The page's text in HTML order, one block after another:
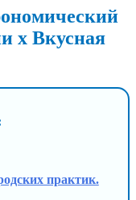
х Вкусная
практик.